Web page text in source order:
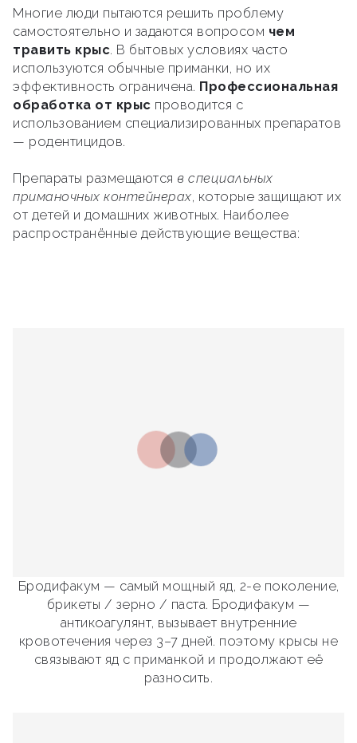
Многие люди пытаются решить проблему
самостоятельно и задаются вопросом чем
травить крыс. В бытовых условиях часто
используются обычные приманки, но их
эффективность ограничена. Профессиональная
обработка от крыс проводится с
использованием специализированных препаратов
— родентицидов.
Препараты размещаются в специальных
приманочных контейнерах, которые защищают их
от детей и домашних животных. Наиболее
распространённые действующие вещества:
Бродифакум — самый мощный яд, 2-е поколение,
брикеты / зерно / паста. Бродифакум —
антикоагулянт, вызывает внутренние
кровотечения через 3–7 дней. поэтому крысы не
связывают яд с приманкой и продолжают её
разносить.